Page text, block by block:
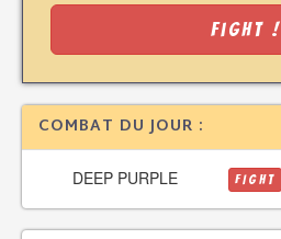
Fight !
COMBAT DU JOUR :
DEEP PURPLE FIGHT